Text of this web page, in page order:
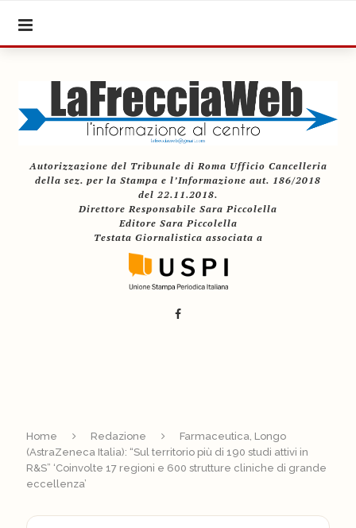
Autorizzazione del Tribunale di Roma Ufficio Cancelleria
della sez. per la Stampa e l’Informazione aut. 186/2018
del 22.11.2018.
Direttore Responsabile Sara Piccolella
Editore Sara Piccolella
Testata Giornalistica associata a
Home Redazione
Farmaceutica, Longo
(AstraZeneca Italia): “Sul territorio più di 190 studi attivi in
R&S” ‘Coinvolte 17 regioni e 600 strutture cliniche di grande
eccellenza’